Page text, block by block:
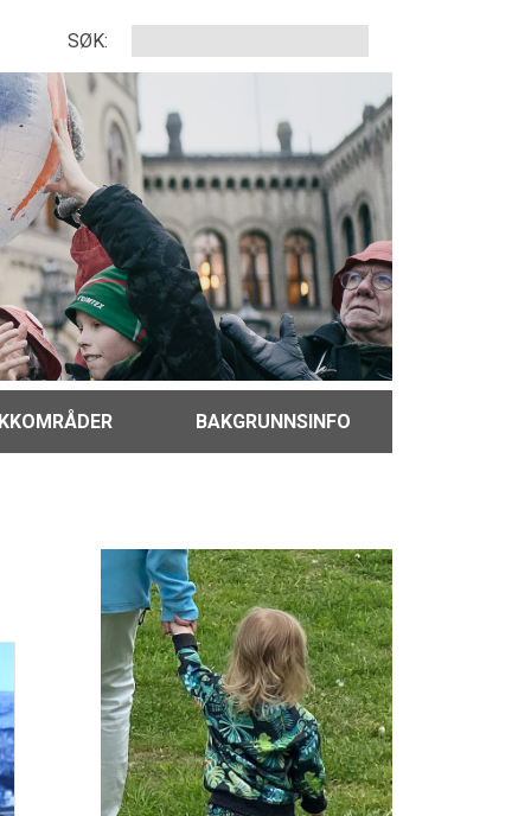
SØK:
BAKGRUNNSINFO